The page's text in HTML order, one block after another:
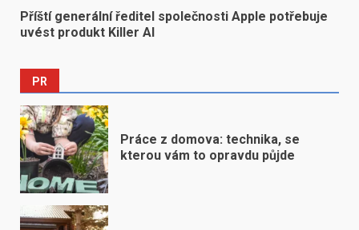
Příští generální ředitel společnosti Apple potřebuje
uvést produkt Killer AI
PR
Práce z domova: technika, se
kterou vám to opravdu půjde